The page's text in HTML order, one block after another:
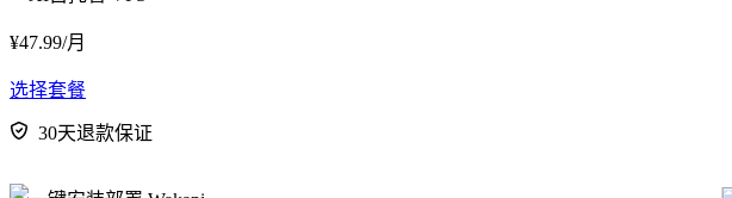
¥47.99/月
选择套餐
30天退款保证